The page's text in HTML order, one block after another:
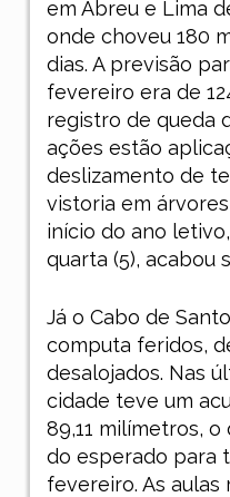
em Abreu e Lima
onde choveu 180
dias. A previsão
fevereiro era de
registro de queda
ações estão
deslizamento de
vistoria em
início do ano
quarta (5), acabou
Já o Cabo de
computa feridos,
desalojados. Nas
cidade teve um
89,11 milímetros,
do esperado para
fevereiro. As